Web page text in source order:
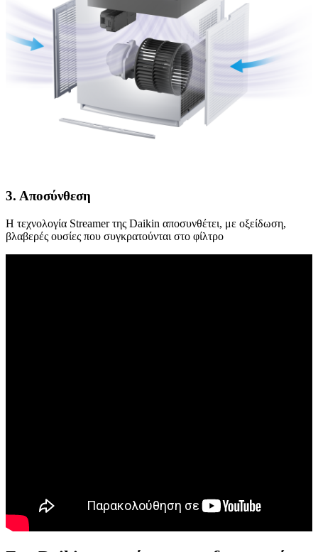
3. Αποσύνθεση
Η τεχνολογία Streamer της Daikin αποσυνθέτει, με οξείδωση,
βλαβερές ουσίες που συγκρατούνται στο φίλτρο